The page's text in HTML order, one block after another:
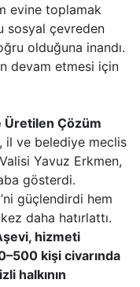
evine toplamak
sosyal çevreden
olduğuna inandı.
devam etmesi için
Üretilen Çözüm
il ve belediye meclis
Yavuz Erkmen,
gösterdi.
güçlendirdi hem
daha hatırlattı.
hizmeti
kişi civarında
halkının